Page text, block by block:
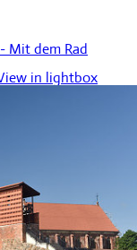
Mit dem Rad
in lightbox